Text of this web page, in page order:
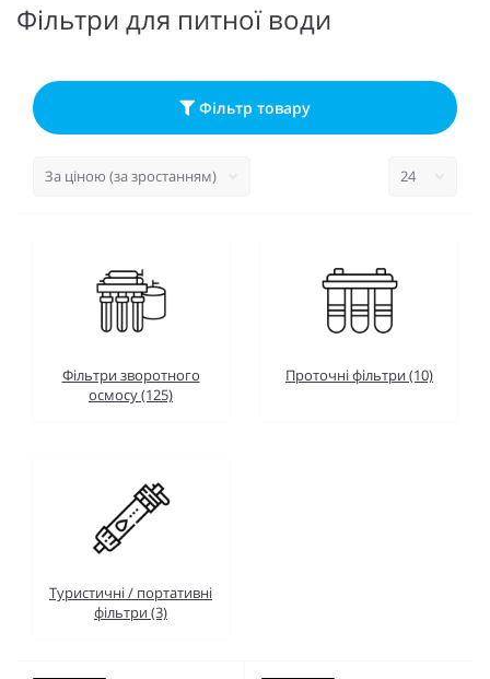
Фільтри для питної води
Фільтр товару
Фільтри зворотного
осмосу (125)
Проточні фільтри (10)
Туристичні / портативні
фільтри (3)